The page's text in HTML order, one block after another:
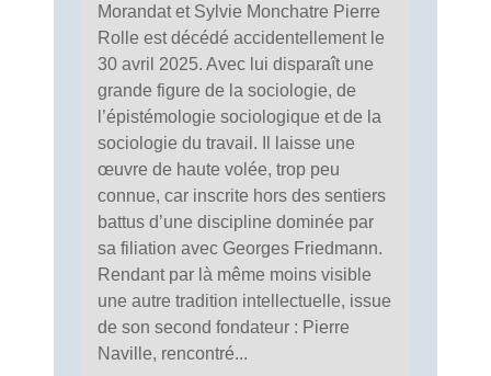
Morandat et Sylvie Monchatre Pierre
Rolle est décédé accidentellement le
30 avril 2025. Avec lui disparaît une
grande figure de la sociologie, de
l’épistémologie sociologique et de la
sociologie du travail. Il laisse une
œuvre de haute volée, trop peu
connue, car inscrite hors des sentiers
battus d’une discipline dominée par
sa filiation avec Georges Friedmann.
Rendant par là même moins visible
une autre tradition intellectuelle, issue
de son second fondateur : Pierre
Naville, rencontré...